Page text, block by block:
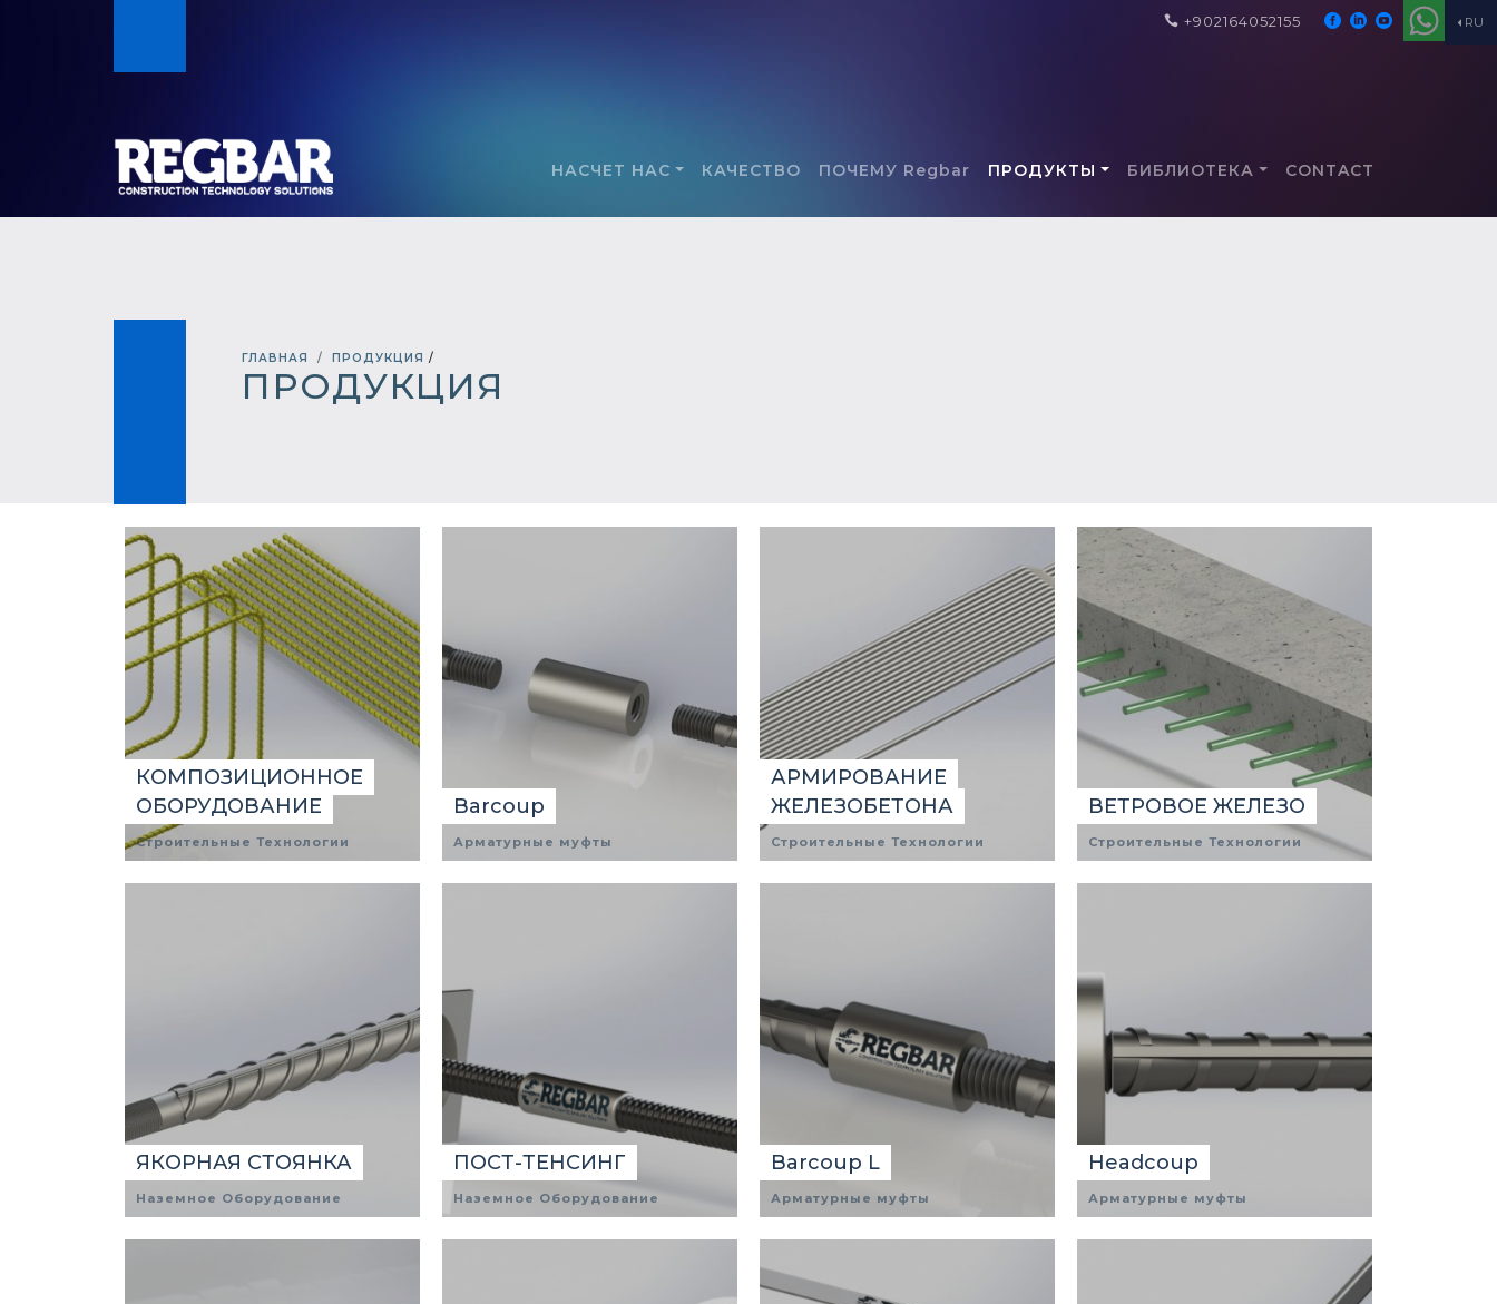
RU
+902164052155
НАСЧЕТ НАС КАЧЕСТВО ПОЧЕМУ Regbar ПРОДУКТЫ БИБЛИОТЕКА CONTACT
ГЛАВНАЯ ПРОДУКЦИЯ /
ПРОДУКЦИЯ
КОМПОЗИЦИОННОЕ
ОБОРУДОВАНИЕ
Строительные Технологии
Barcoup
Арматурные муфты
АРМИРОВАНИЕ
ЖЕЛЕЗОБЕТОНА
Строительные Технологии
ВЕТРОВОЕ ЖЕЛЕЗО
Строительные Технологии
ЯКОРНАЯ СТОЯНКА
Наземное Оборудование
ПОСТ-ТЕНСИНГ
Наземное Оборудование
Barcoup L
Арматурные муфты
Headcoup
Арматурные муфты